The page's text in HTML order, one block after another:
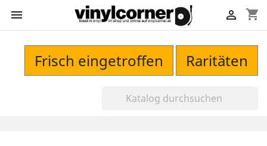
 shopping_cart

Frisch eingetroffen Raritäten